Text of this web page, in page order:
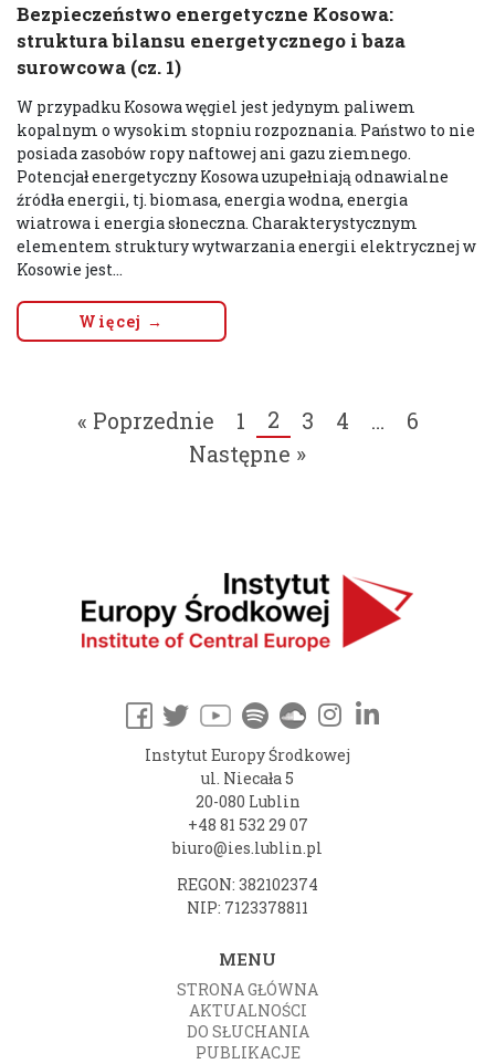
Bezpieczeństwo energetyczne Kosowa:
struktura bilansu energetycznego i baza
surowcowa (cz. 1)
W przypadku Kosowa węgiel jest jedynym paliwem
kopalnym o wysokim stopniu rozpoznania. Państwo to nie
posiada zasobów ropy naftowej ani gazu ziemnego.
Potencjał energetyczny Kosowa uzupełniają odnawialne
źródła energii, tj. biomasa, energia wodna, energia
wiatrowa i energia słoneczna. Charakterystycznym
elementem struktury wytwarzania energii elektrycznej w
Kosowie jest...
Więcej →
« Poprzednie 1 2 3 4 …
6
Następne »
Instytut Europy Środkowej
ul. Niecała 5
20-080 Lublin
+48 81 532 29 07
biuro@ies.lublin.pl
REGON: 382102374
NIP: 7123378811
MENU
STRONA GŁÓWNA
AKTUALNOŚCI
DO SŁUCHANIA
PUBLIKACJE